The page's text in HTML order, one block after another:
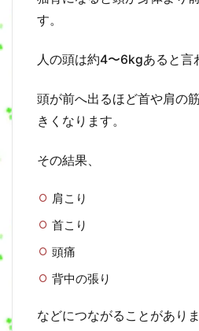
に
関
る
勢
悪
と
吸
も
浅
な
す。
人の頭は約4〜6kgあると言
頭が前へ出るほど首や肩の
きくなります。
その結果、
肩こり
首こり
頭痛
背中の張り
などにつながることがありま